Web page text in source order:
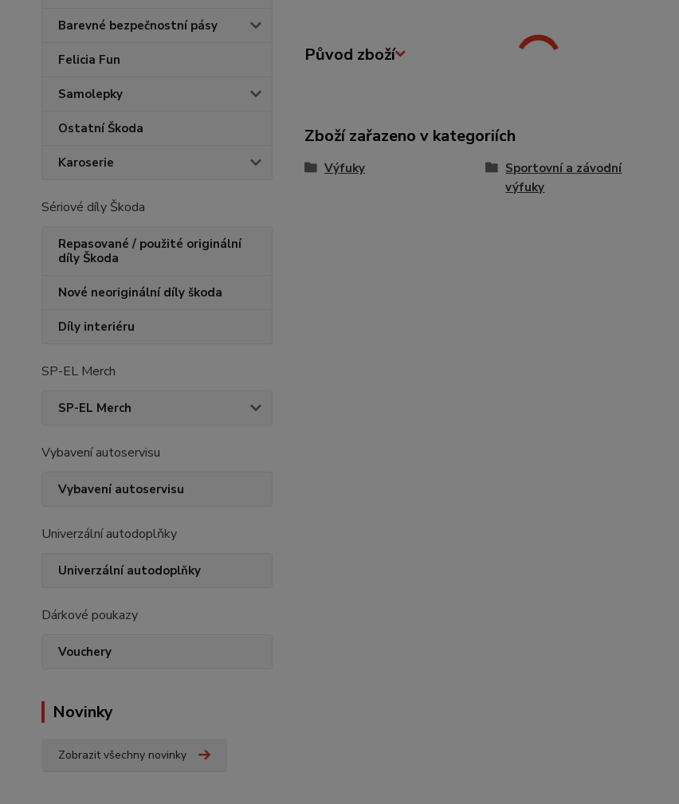
Barevné bezpečnostní pásy
Felicia Fun
Samolepky
Ostatní Škoda
Karoserie
Sériové díly Škoda
Repasované / použité originální
díly Škoda
Nové neoriginální díly škoda
Díly interiéru
SP-EL Merch
SP-EL Merch
Vybavení autoservisu
Vybavení autoservisu
Univerzální autodoplňky
Univerzální autodoplňky
Dárkové poukazy
Vouchery
Novinky
Zobrazit všechny novinky
Původ zboží
Zboží zařazeno v kategoriích
Výfuky
Sportovní a závodní
výfuky